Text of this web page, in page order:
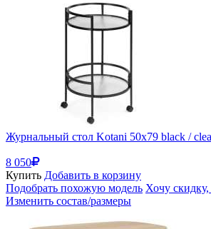
Журнальный стол Kotani 50х79 black /
8 050
Купить Добавить в корзину
Подобрать похожую модель Хочу
Изменить состав/размеры